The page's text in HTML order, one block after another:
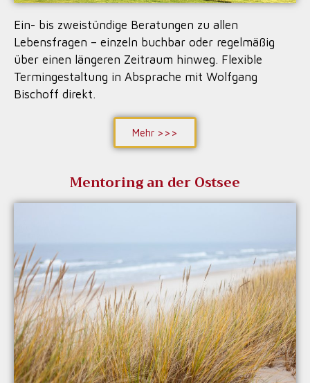
Ein- bis zweistündige Beratungen zu allen
Lebensfragen – einzeln buchbar oder regelmäßig
über einen längeren Zeitraum hinweg. Flexible
Termingestaltung in Absprache mit Wolfgang
Bischoff direkt.
Mehr >>>
Mentoring an der Ostsee